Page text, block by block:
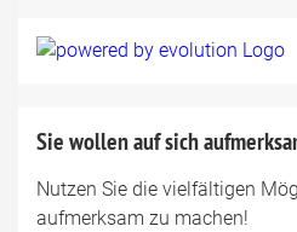
Sie wollen auf sich
Nutzen Sie die vielfältigen
aufmerksam zu machen!